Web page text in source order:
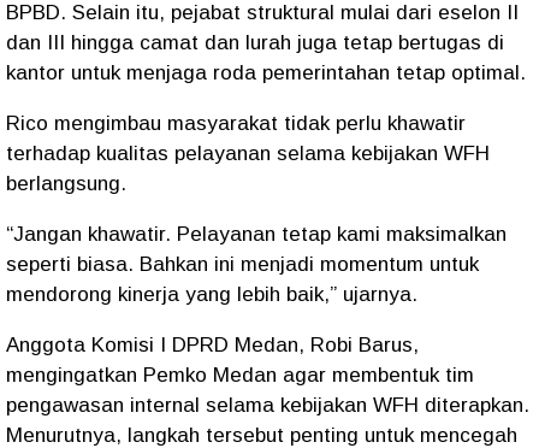
BPBD. Selain itu, pejabat struktural mulai dari eselon II
dan III hingga camat dan lurah juga tetap bertugas di
kantor untuk menjaga roda pemerintahan tetap optimal.
Rico mengimbau masyarakat tidak perlu khawatir
terhadap kualitas pelayanan selama kebijakan WFH
berlangsung.
“Jangan khawatir. Pelayanan tetap kami maksimalkan
seperti biasa. Bahkan ini menjadi momentum untuk
mendorong kinerja yang lebih baik,” ujarnya.
Anggota Komisi I DPRD Medan, Robi Barus,
mengingatkan Pemko Medan agar membentuk tim
pengawasan internal selama kebijakan WFH diterapkan.
Menurutnya, langkah tersebut penting untuk mencegah